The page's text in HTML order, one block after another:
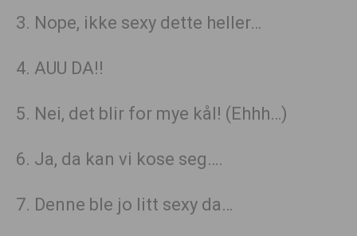
3. Nope, ikke sexy dette heller…
4. AUU DA!!
5. Nei, det blir for mye kål! (Ehhh…)
6. Ja, da kan vi kose seg….
7. Denne ble jo litt sexy da…